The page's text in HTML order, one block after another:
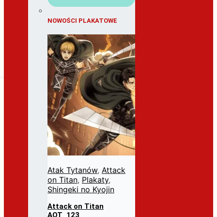
NOWOŚCI PLAKATOWE
Atak Tytanów, Attack
on Titan, Plakaty,
Shingeki no Kyojin
Attack on Titan
AOT_123